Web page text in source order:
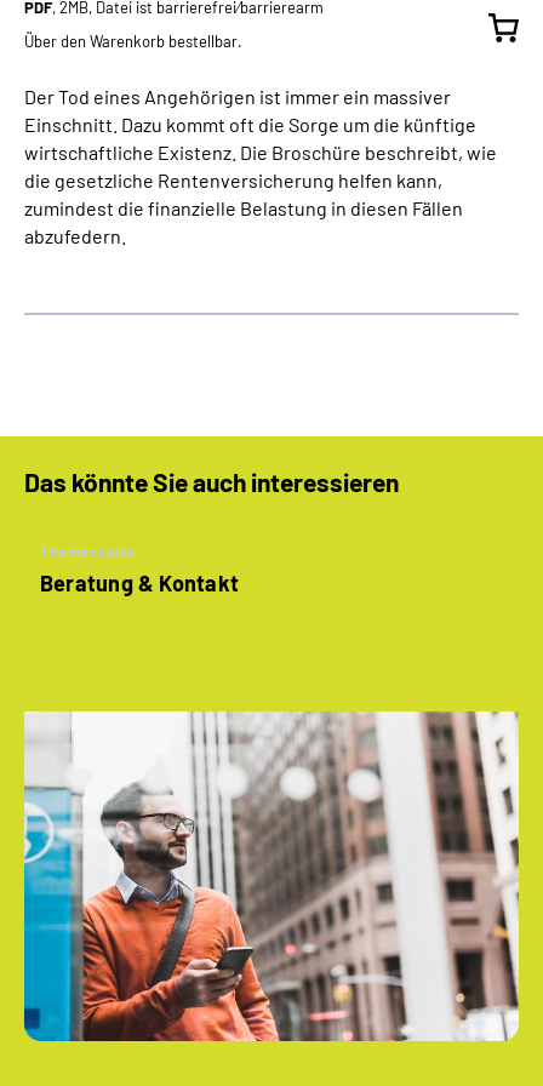
PDF, 2MB, Datei ist barrierefrei⁄barrierearm
Über den Warenkorb bestellbar.
Der Tod eines Angehörigen ist immer ein massiver
Einschnitt. Dazu kommt oft die Sorge um die künftige
wirtschaftliche Existenz. Die Broschüre beschreibt, wie
die gesetzliche Rentenversicherung helfen kann,
zumindest die finanzielle Belastung in diesen Fällen
abzufedern.
Das könnte Sie auch interessieren
Themenseite
Beratung & Kontakt